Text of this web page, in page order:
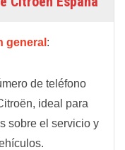
general :
de teléfono
ideal para
sobre el servicio y